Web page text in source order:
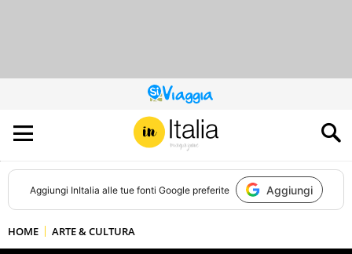
QUESTO
SITO
CONTRIBUISCE
ALL’AUDIENCE
DI
Aggiungi InItalia alle tue fonti Google preferite Aggiungi
HOME ARTE & CULTURA